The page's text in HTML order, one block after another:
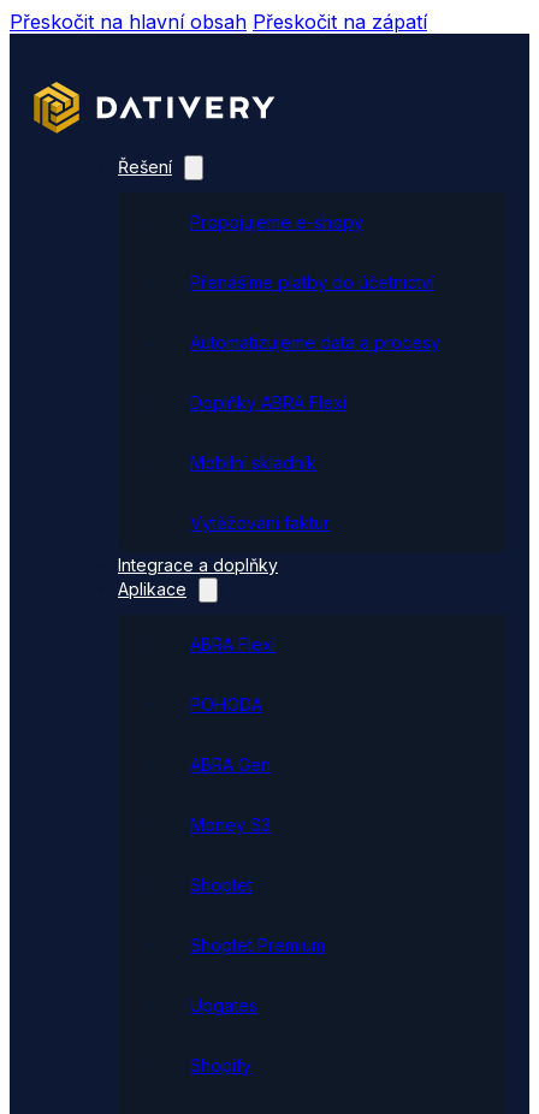
Přeskočit na hlavní obsah Přeskočit na zápatí
Řešení
Propojujeme e-shopy
Přenášíme platby do účetnictví
Automatizujeme data a procesy
Doplňky ABRA Flexi
Mobilní skladník
Vytěžování faktur
Integrace a doplňky
Aplikace
ABRA Flexi
POHODA
ABRA Gen
Money S3
Shoptet
Shoptet Premium
Upgates
Shopify